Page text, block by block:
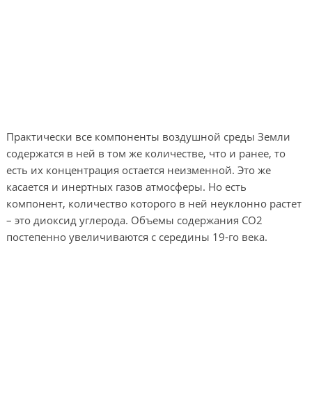
Практически все компоненты воздушной среды Земли
содержатся в ней в том же количестве, что и ранее, то
есть их концентрация остается неизменной. Это же
касается и инертных газов атмосферы. Но есть
компонент, количество которого в ней неуклонно растет
– это диоксид углерода. Объемы содержания CO2
постепенно увеличиваются с середины 19-го века.